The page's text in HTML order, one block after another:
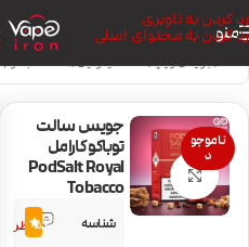
رد کردن به ناوبری
رد کردن به محتوای اصلی
منو
خانه/جویس ویپ/سالت نیکوتین/سالت تنباکو
ناموجو
د
بزرگنمایی تصویر
جویس سالت
توباکو کارامل
PodSalt Royal
Tobacco
شناسه
5
نظر5.0